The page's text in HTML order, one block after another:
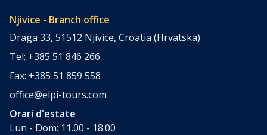
Njivice - Branch office
Draga 33, 51512 Njivice, Croatia (Hrvatska)
Tel: +385 51 846 266
Fax: +385 51 859 558
office@elpi-tours.com
Orari d'estate
Lun - Dom: 11.00 - 18.00